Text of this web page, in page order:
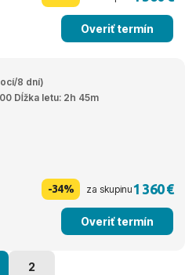
Overiť termín
8 dní)
Dĺžka letu: 2h 45m
-34% za skupinu1 360 €
Overiť termín
2